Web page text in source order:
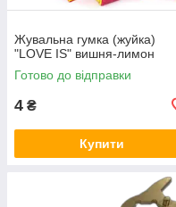
Жувальна гумка (жуйка)
"LOVE IS" вишня-лимон
Готово до відправки
4 ₴
Купити